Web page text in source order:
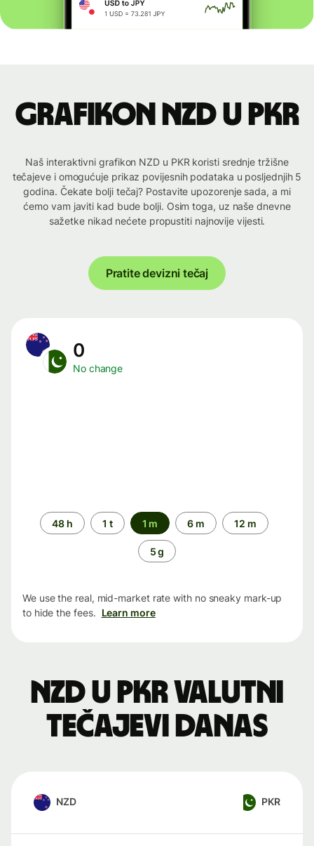
Grafikon NZD u PKR
Naš interaktivni grafikon NZD u PKR koristi srednje tržišne
tečajeve i omogućuje prikaz povijesnih podataka u posljednjih 5
godina. Čekate bolji tečaj? Postavite upozorenje sada, a mi
ćemo vam javiti kad bude bolji. Osim toga, uz naše dnevne
sažetke nikad nećete propustiti najnovije vijesti.
Pratite devizni tečaj
0
No change
Time
period
48 h 1 t 1 m 6 m 12 m
5 g
We use the real, mid-market rate with no sneaky mark-up
to hide the fees. Learn more
NZD u PKR valutni
tečajevi danas
NZD PKR